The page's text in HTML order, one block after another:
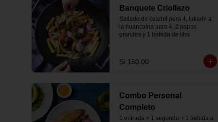
Banquete Criollazo
Saltado de cuadril para 4, tallarín a
la huancaína para 4, 2 papas
grandes y 1 bebida de litro
S/ 150.00
Combo Personal
Completo
1 entrada + 1 segundo + 1 bebida a